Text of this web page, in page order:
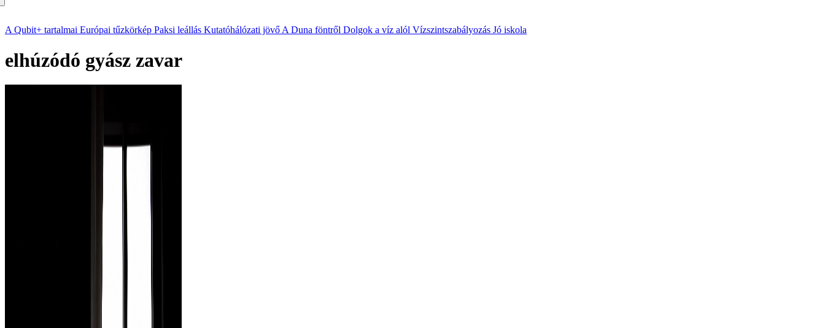
A Qubit+ tartalmai Európai tűzkörkép Paksi leállás Kutatóhálózati jövő A Duna föntről Dolgok a víz alól Vízszintszabályozás Jó iskola
elhúzódó gyász zavar